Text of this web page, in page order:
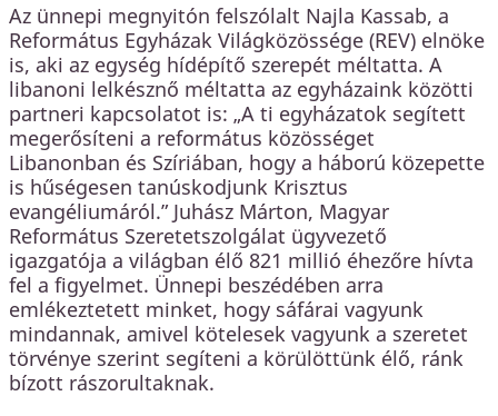
Az ünnepi megnyitón felszólalt Najla Kassab, a
Református Egyházak Világközössége (REV) elnöke
is, aki az egység hídépítő szerepét méltatta. A
libanoni lelkésznő méltatta az egyházaink közötti
partneri kapcsolatot is: „A ti egyházatok segített
megerősíteni a református közösséget
Libanonban és Szíriában, hogy a háború közepette
is hűségesen tanúskodjunk Krisztus
evangéliumáról.” Juhász Márton, Magyar
Református Szeretetszolgálat ügyvezető
igazgatója a világban élő 821 millió éhezőre hívta
fel a figyelmet. Ünnepi beszédében arra
emlékeztetett minket, hogy sáfárai vagyunk
mindannak, amivel kötelesek vagyunk a szeretet
törvénye szerint segíteni a körülöttünk élő, ránk
bízott rászorultaknak.